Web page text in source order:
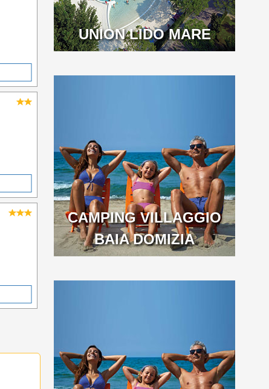
UNION LIDO MARE
CAMPING VILLAGGIO
BAIA DOMIZIA